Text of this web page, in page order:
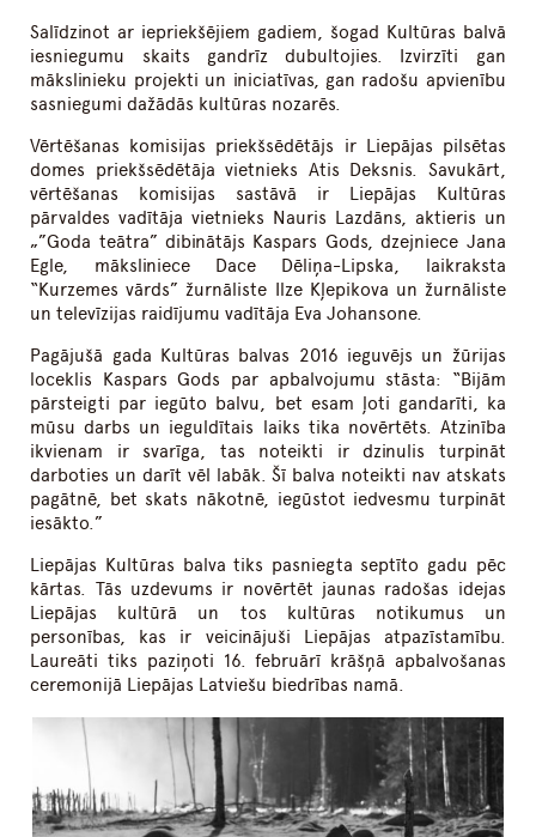
Salīdzinot ar iepriekšējiem gadiem, šogad Kultūras balvā
iesniegumu skaits gandrīz dubultojies. Izvirzīti gan
mākslinieku projekti un iniciatīvas, gan radošu apvienību
sasniegumi dažādās kultūras nozarēs.
Vērtēšanas komisijas priekšsēdētājs ir Liepājas pilsētas
domes priekšsēdētāja vietnieks Atis Deksnis. Savukārt,
vērtēšanas komisijas sastāvā ir Liepājas Kultūras
pārvaldes vadītāja vietnieks Nauris Lazdāns, aktieris un
„”Goda teātra” dibinātājs Kaspars Gods, dzejniece Jana
Egle, māksliniece Dace Dēliņa-Lipska, laikraksta
“Kurzemes vārds” žurnāliste Ilze Kļepikova un žurnāliste
un televīzijas raidījumu vadītāja Eva Johansone.
Pagājušā gada Kultūras balvas 2016 ieguvējs un žūrijas
loceklis Kaspars Gods par apbalvojumu stāsta: “Bijām
pārsteigti par iegūto balvu, bet esam ļoti gandarīti, ka
mūsu darbs un ieguldītais laiks tika novērtēts. Atzinība
ikvienam ir svarīga, tas noteikti ir dzinulis turpināt
darboties un darīt vēl labāk. Šī balva noteikti nav atskats
pagātnē, bet skats nākotnē, iegūstot iedvesmu turpināt
iesākto.”
Liepājas Kultūras balva tiks pasniegta septīto gadu pēc
kārtas. Tās uzdevums ir novērtēt jaunas radošas idejas
Liepājas kultūrā un tos kultūras notikumus un
personības, kas ir veicinājuši Liepājas atpazīstamību.
Laureāti tiks paziņoti 16. februārī krāšņā apbalvošanas
ceremonijā Liepājas Latviešu biedrības namā.